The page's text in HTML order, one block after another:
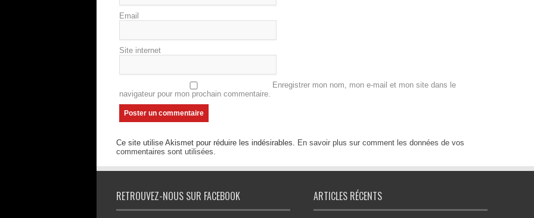
Email
Site internet
Enregistrer mon nom, mon e-mail et mon site dans le
navigateur pour mon prochain commentaire.
Ce site utilise Akismet pour réduire les indésirables. En savoir plus sur comment les données de vos
commentaires sont utilisées.
RETROUVEZ-NOUS SUR FACEBOOK ARTICLES RÉCENTS